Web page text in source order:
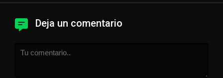
Deja un comentario